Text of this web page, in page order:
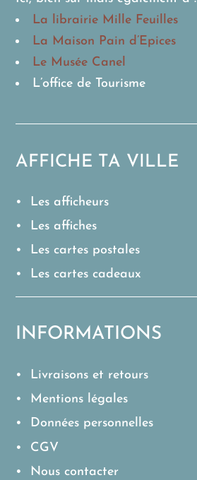
La librairie Mille Feuilles
La Maison Pain d’Epices
Le Musée Canel
L’office de Tourisme
AFFICHE TA VILLE
• Les afficheurs
• Les affiches
• Les cartes postales
• Les cartes cadeaux
INFORMATIONS
• Livraisons et retours
• Mentions légales
• Données personnelles
• CGV
• Nous contacter